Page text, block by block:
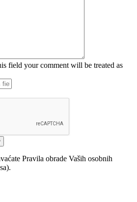
field your comment will be treated as
Pravila obrade Vaših osobnih